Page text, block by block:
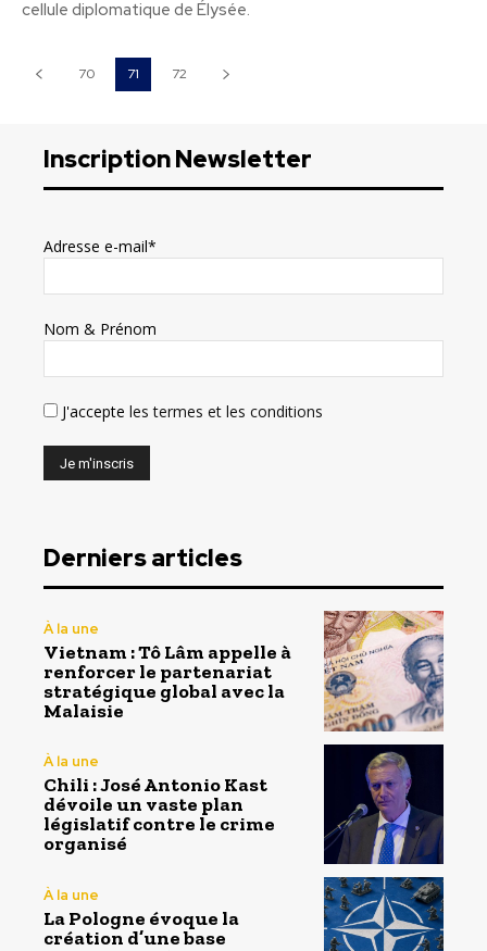
cellule diplomatique de Élysée.
70 71 72
Inscription Newsletter
Adresse e-mail*
Nom & Prénom
J'accepte les termes et les conditions
Derniers articles
À la une
Vietnam : Tô Lâm appelle à
renforcer le partenariat
stratégique global avec la
Malaisie
À la une
Chili : José Antonio Kast
dévoile un vaste plan
législatif contre le crime
organisé
À la une
La Pologne évoque la
création d’une base